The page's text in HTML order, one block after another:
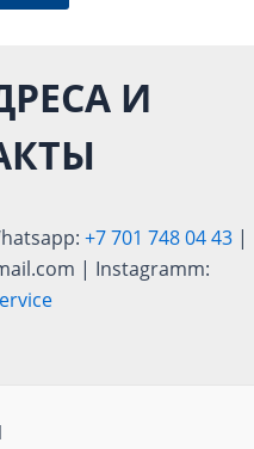
И
+7 701 748 04 43 |
| Instagramm: